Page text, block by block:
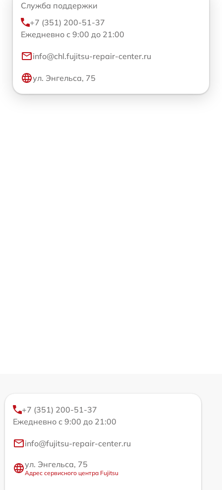
Служба поддержки
+7 (351) 200-51-37
Ежедневно с 9:00 до 21:00
info@chl.fujitsu-repair-center.ru
ул. Энгельса, 75
+7 (351) 200-51-37
Ежедневно с 9:00 до 21:00
info@fujitsu-repair-center.ru
ул. Энгельса, 75
Адрес сервисного центра Fujitsu